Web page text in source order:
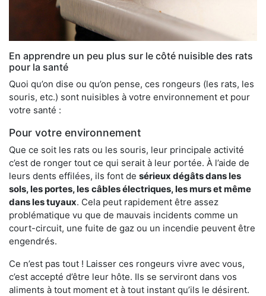
En apprendre un peu plus sur le côté nuisible des rats
pour la santé
Quoi qu’on dise ou qu’on pense, ces rongeurs (les rats, les
souris, etc.) sont nuisibles à votre environnement et pour
votre santé :
Pour votre environnement
Que ce soit les rats ou les souris, leur principale activité
c’est de ronger tout ce qui serait à leur portée. À l’aide de
leurs dents effilées, ils font de sérieux dégâts dans les
sols, les portes, les câbles électriques, les murs et même
dans les tuyaux. Cela peut rapidement être assez
problématique vu que de mauvais incidents comme un
court-circuit, une fuite de gaz ou un incendie peuvent être
engendrés.
Ce n’est pas tout ! Laisser ces rongeurs vivre avec vous,
c’est accepté d’être leur hôte. Ils se serviront dans vos
aliments à tout moment et à tout instant qu’ils le désirent.